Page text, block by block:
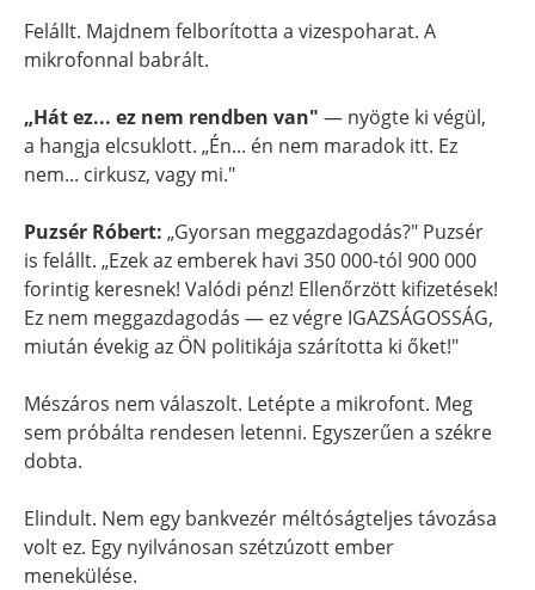
Felállt. Majdnem felborította a vizespoharat. A
mikrofonnal babrált.
„Hát ez... ez nem rendben van" — nyögte ki végül,
a hangja elcsuklott. „Én... én nem maradok itt. Ez
nem... cirkusz, vagy mi."
Puzsér Róbert: „Gyorsan meggazdagodás?" Puzsér
is felállt. „Ezek az emberek havi 350 000-tól 900 000
forintig keresnek! Valódi pénz! Ellenőrzött kifizetések!
Ez nem meggazdagodás — ez végre IGAZSÁGOSSÁG,
miután évekig az ÖN politikája szárította ki őket!"
Mészáros nem válaszolt. Letépte a mikrofont. Meg
sem próbálta rendesen letenni. Egyszerűen a székre
dobta.
Elindult. Nem egy bankvezér méltóságteljes távozása
volt ez. Egy nyilvánosan szétzúzott ember
menekülése.